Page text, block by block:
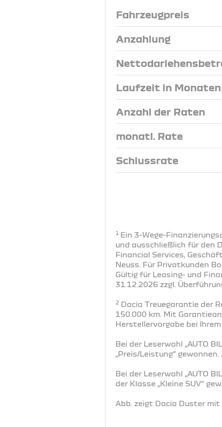
Fahrzeugpreis
Anzahlung
Laufzeit in Monaten
Anzahl der Raten
monatl. Rate
Schlussrate
1 Ein 3-Wege-
und ausschließlich für den
Financial Services,
Neuss. Für Privatkunden
Gültig für Leasing- und
31.12.2026 zzgl.
2 Dacia Treuegarantie der
150.000 km. Mit
Herstellervorgabe bei
Bei der Leserwahl „AUTO
„Preis/Leistung“
Bei der Leserwahl „AUTO
der Klasse „Kleine SUV“
Abb. zeigt Dacia Duster